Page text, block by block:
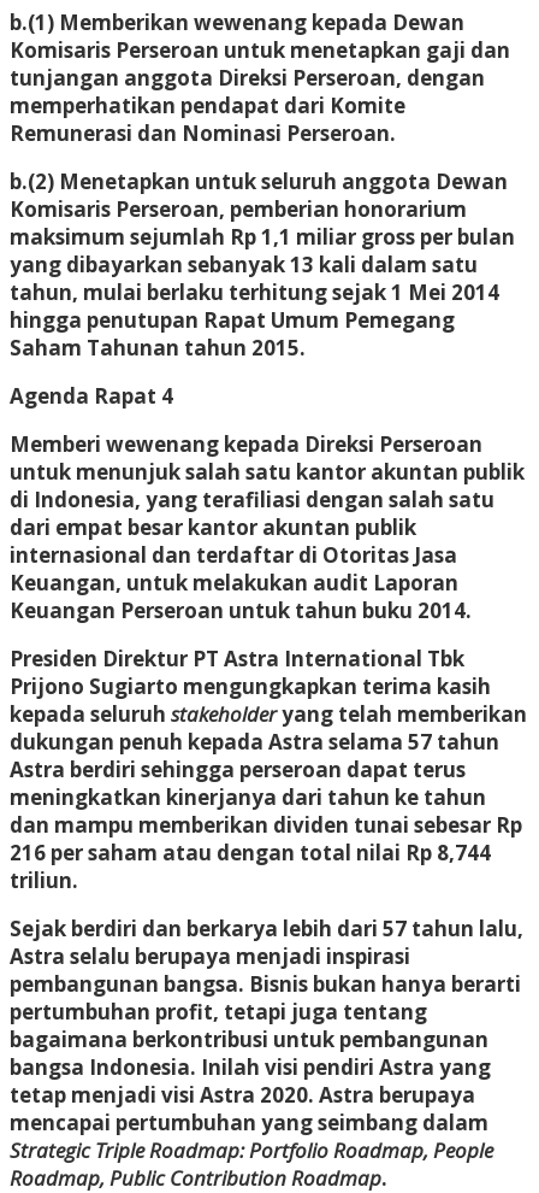
b.(1) Memberikan wewenang kepada Dewan
Komisaris Perseroan untuk menetapkan gaji dan
tunjangan anggota Direksi Perseroan, dengan
memperhatikan pendapat dari Komite
Remunerasi dan Nominasi Perseroan.
b.(2) Menetapkan untuk seluruh anggota Dewan
Komisaris Perseroan, pemberian honorarium
maksimum sejumlah Rp 1,1 miliar gross per bulan
yang dibayarkan sebanyak 13 kali dalam satu
tahun, mulai berlaku terhitung sejak 1 Mei 2014
hingga penutupan Rapat Umum Pemegang
Saham Tahunan tahun 2015.
Agenda Rapat 4
Memberi wewenang kepada Direksi Perseroan
untuk menunjuk salah satu kantor akuntan publik
di Indonesia, yang terafiliasi dengan salah satu
dari empat besar kantor akuntan publik
internasional dan terdaftar di Otoritas Jasa
Keuangan, untuk melakukan audit Laporan
Keuangan Perseroan untuk tahun buku 2014.
Presiden Direktur PT Astra International Tbk
Prijono Sugiarto mengungkapkan terima kasih
kepada seluruh stakeholderyang telah memberikan
dukungan penuh kepada Astra selama 57 tahun
Astra berdiri sehingga perseroan dapat terus
meningkatkan kinerjanya dari tahun ke tahun
dan mampu memberikan dividen tunai sebesar Rp
216 per saham atau dengan total nilai Rp 8,744
triliun.
Sejak berdiri dan berkarya lebih dari 57 tahun lalu,
Astra selalu berupaya menjadi inspirasi
pembangunan bangsa. Bisnis bukan hanya berarti
pertumbuhan profit, tetapi juga tentang
bagaimana berkontribusi untuk pembangunan
bangsa Indonesia. Inilah visi pendiri Astra yang
tetap menjadi visi Astra 2020. Astra berupaya
mencapai pertumbuhan yang seimbang dalam
Strategic Triple Roadmap: Portfolio Roadmap, People
Roadmap, Public Contribution Roadmap.